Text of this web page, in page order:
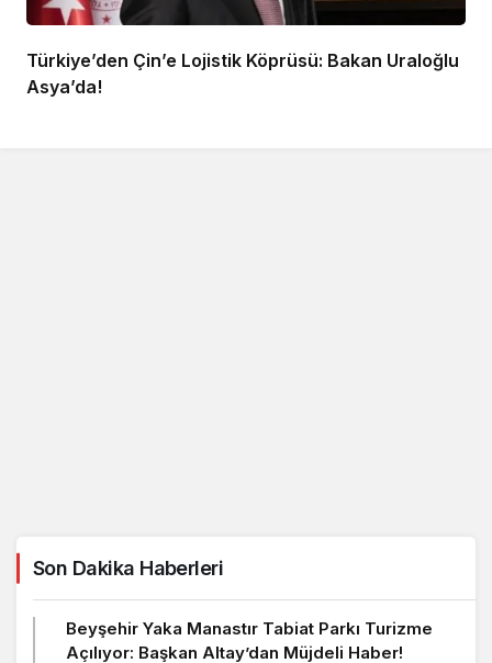
Türkiye’den Çin’e Lojistik Köprüsü: Bakan Uraloğlu
Asya’da!
Son Dakika Haberleri
Beyşehir Yaka Manastır Tabiat Parkı Turizme
Açılıyor: Başkan Altay’dan Müjdeli Haber!